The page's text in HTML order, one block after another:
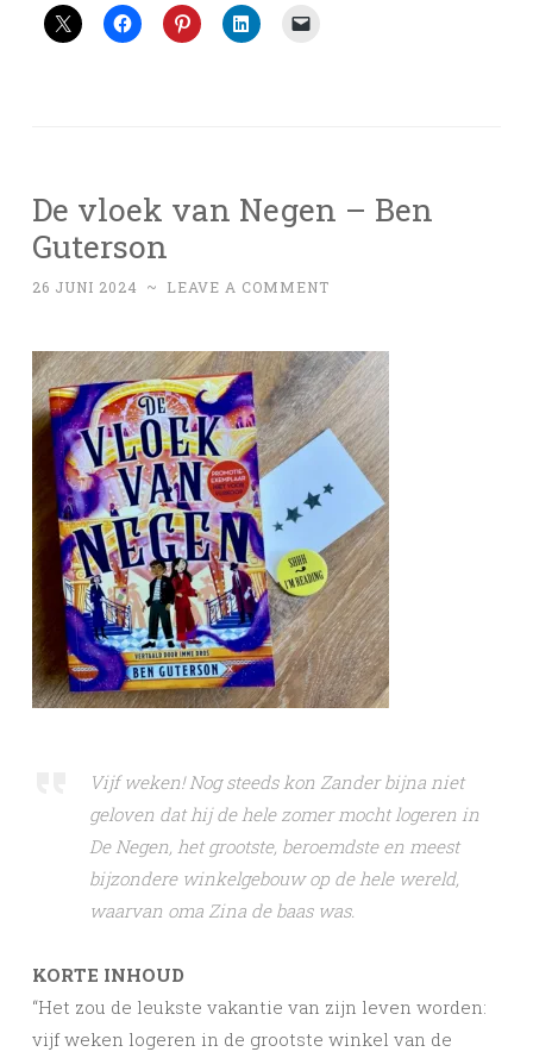
De vloek van Negen – Ben
Guterson
26 JUNI 2024 ~ LEAVE A COMMENT
Vijf weken! Nog steeds kon Zander bijna niet
geloven dat hij de hele zomer mocht logeren in
De Negen, het grootste, beroemdste en meest
bijzondere winkelgebouw op de hele wereld,
waarvan oma Zina de baas was.
KORTE INHOUD
“Het zou de leukste vakantie van zijn leven worden:
vijf weken logeren in de grootste winkel van de